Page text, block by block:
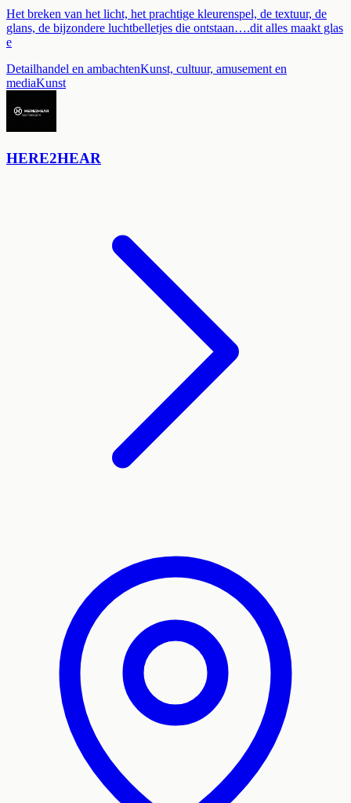
Het breken van het licht, het prachtige kleurenspel, de textuur, de
glans, de bijzondere luchtbelletjes die ontstaan….dit alles maakt glas
e
Detailhandel en ambachtenKunst, cultuur, amusement en
mediaKunst
HERE2HEAR